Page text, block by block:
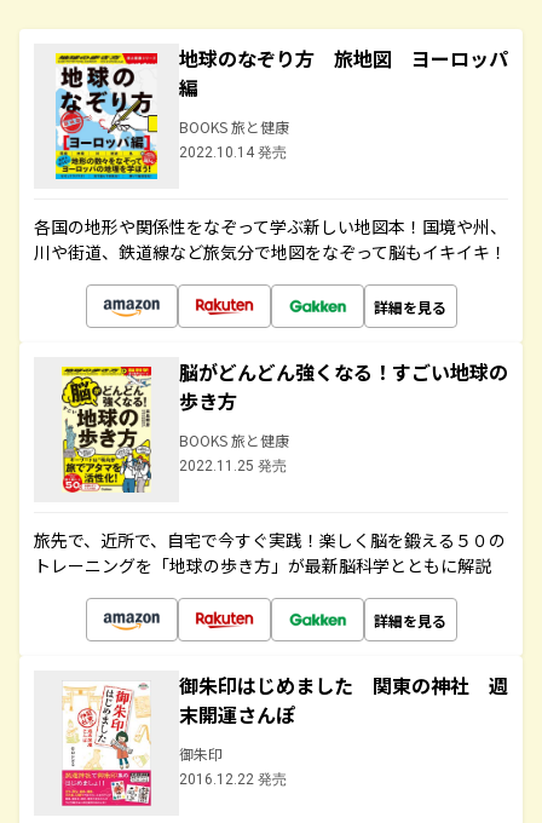
地球のなぞり方 旅地図 ヨーロッパ
編
BOOKS 旅と健康
2022.10.14 発売
各国の地形や関係性をなぞって学ぶ新しい地図本！国境や州、
川や街道、鉄道線など旅気分で地図をなぞって脳もイキイキ！
詳細を見る
脳がどんどん強くなる！すごい地球の
歩き方
BOOKS 旅と健康
2022.11.25 発売
旅先で、近所で、自宅で今すぐ実践！楽しく脳を鍛える５０の
トレーニングを「地球の歩き方」が最新脳科学とともに解説
詳細を見る
御朱印はじめました 関東の神社 週
末開運さんぽ
御朱印
2016.12.22 発売